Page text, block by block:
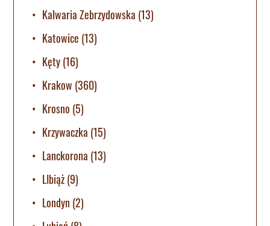
Kalwaria Zebrzydowska (13)
Katowice (13)
Kęty(16)
Krakow (360)
Krosno (5)
Krzywaczka (15)
Lanckorona (13)
LIbiąż(9)
Londyn (2)